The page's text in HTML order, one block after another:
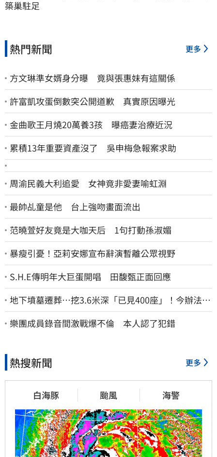
築巢駐足
熱門新聞 更多
方文琳準女婿身分曝 竟與張惠妹有這關係
許富凱攻蛋倒數突公開道歉 真實原因曝光
金曲歌王月燒20萬養3孩 曝癌妻治療近況
累積13年重要資產沒了 吳申梅急報案求助
周渝民義大利追愛 女神竟非愛妻喻虹淵
最帥乩童是他 台上強吻畫面流出
范曉萱好友竟是大咖天后 1句打動孫淑媚
暴瘦引憂！亞莉安娜宣布辭演暫離公眾視野
S.H.E傳明年大巨蛋開唱 田馥甄正面回應
地下墳墓遷葬…挖3.6米深「已見400座」！今辦法會
安撫祖先
樂團成員錄音間激戰爆不倫 本人認了犯錯
熱搜新聞 更多
白海豚 颱風 海警